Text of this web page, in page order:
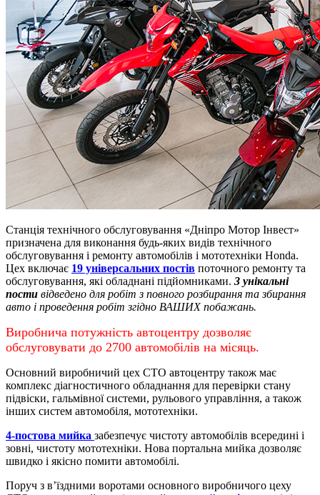
Станція технічного обслуговування «Дніпро Мотор Інвест»
призначена для виконання будь-яких видів технічного
обслуговування і ремонту автомобілів і мототехніки Honda.
Цех включає 19 універсальних постів поточного ремонту та
обслуговування, які обладнані підйомниками. 3 унікальні
пости відведено для робіт з повного розбирання та збирання
авто і проведення робіт згідно ВАШИХ побажань.
Виробнича потужність автоцентру дозволяє
обслуговувати до 2700 автомобілів на місяць.
Основний виробничий цех СТО автоцентру також має
комплекс діагностичного обладнання для перевірки стану
підвіски, гальмівної системи, рульового управління, а також
інших систем автомобіля, мототехніки.
4-постова мийка забезпечує чистоту автомобілів всередині і
зовні, чистоту мототехніки. Нова портальна мийка дозволяє
швидко і якісно помити автомобілі.
Поруч з в’їздними воротами основного виробничого цеху